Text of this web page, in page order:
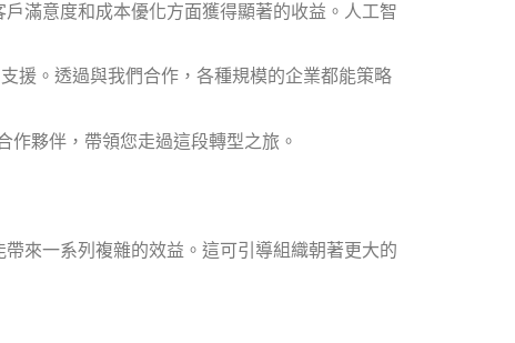
滿意度和成本優化方面獲得顯著的收益。人工智
援。透過與我們合作，各種規模的企業都能策略
夥伴，帶領您走過這段轉型之旅。
來一系列複雜的效益。這可引導組織朝著更大的